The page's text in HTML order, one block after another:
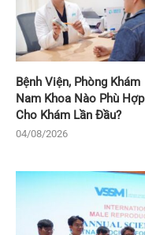
Bệnh Viện, Phòng Khám
Nam Khoa Nào Phù Hợp
Cho Khám Lần Đầu?
04/08/2026